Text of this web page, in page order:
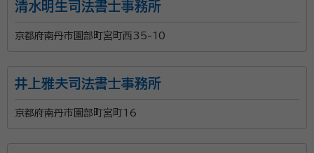
清水明生司法書士事務所
京都府南丹市園部町宮町西35-10
井上雅夫司法書士事務所
京都府南丹市園部町宮町16